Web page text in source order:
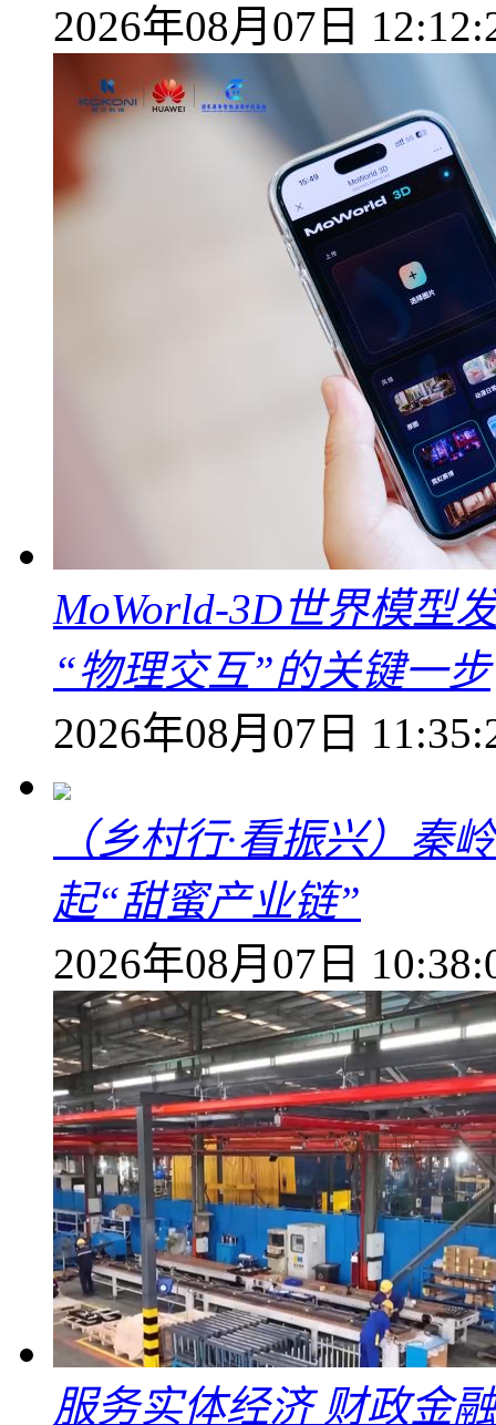
2026年08月07日
MoWorld-3D世界模型
“物理交互”的关键一步
2026年08月07日
（乡村行·看振兴）秦
起“甜蜜产业链”
2026年08月07日
服务实体经济 财政金